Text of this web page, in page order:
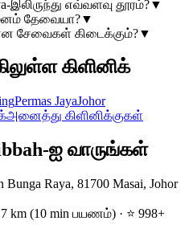
இலிருந்து எவ்வளவு தூரம்?▼
தேவையா?▼
சேவைகள் கிடைக்கும்?▼
கிளினிக்
Permas JayaJohor
அனைத்து கிளினிக்குகள்
ஐ வாருங்கள்
Bunga Raya, 81700 Masai, Johor
7 km (10 min பயணம்) · ⭐ 998+